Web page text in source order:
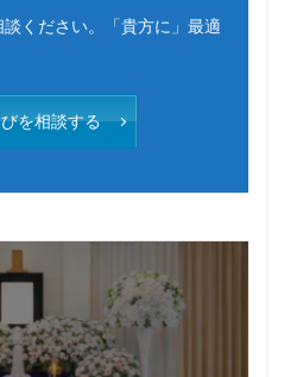
ください。「貴方に」最適
を相談する